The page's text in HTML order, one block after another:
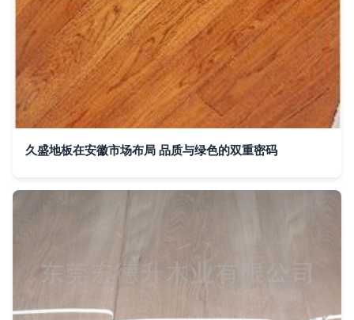
久盛地板在安徽市场布局 品质与绿色的双重密码